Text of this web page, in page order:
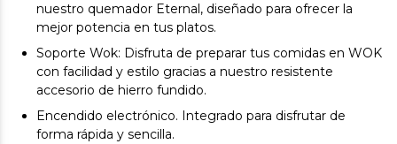
nuestro quemador Eternal, diseñado para ofrecer la
mejor potencia en tus platos.
Soporte Wok: Disfruta de preparar tus comidas en WOK
con facilidad y estilo gracias a nuestro resistente
accesorio de hierro fundido.
Encendido electrónico. Integrado para disfrutar de
forma rápida y sencilla.